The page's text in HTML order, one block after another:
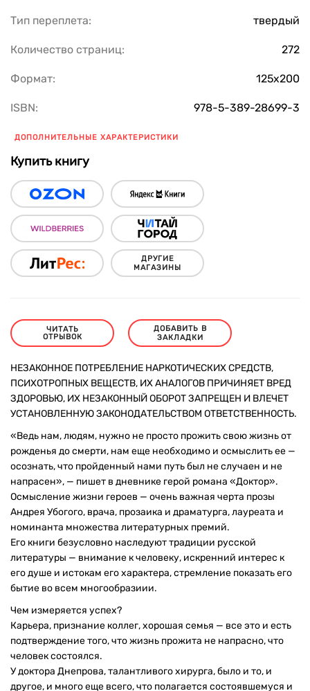
Тип переплета: твердый
Количество страниц: 272
Формат: 125х200
ISBN: 978-5-389-28699-3
ДОПОЛНИТЕЛЬНЫЕ ХАРАКТЕРИСТИКИ
Купить книгу
ДРУГИЕ
МАГАЗИНЫ
ЧИТАТЬ
ОТРЫВОК
ДОБАВИТЬ В
ЗАКЛАДКИ
НЕЗАКОННОЕ ПОТРЕБЛЕНИЕ НАРКОТИЧЕСКИХ СРЕДСТВ,
ПСИХОТРОПНЫХ ВЕЩЕСТВ, ИХ АНАЛОГОВ ПРИЧИНЯЕТ ВРЕД
ЗДОРОВЬЮ, ИХ НЕЗАКОННЫЙ ОБОРОТ ЗАПРЕЩЕН И ВЛЕЧЕТ
УСТАНОВЛЕННУЮ ЗАКОНОДАТЕЛЬСТВОМ ОТВЕТСТВЕННОСТЬ.
«Ведь нам, людям, нужно не просто прожить свою жизнь от
рожденья до смерти, нам еще необходимо и осмыслить ее —
осознать, что пройденный нами путь был не случаен и не
напрасен», — пишет в дневнике герой романа «Доктор».
Осмысление жизни героев — очень важная черта прозы
Андрея Убогого, врача, прозаика и драматурга, лауреата и
номинанта множества литературных премий.
Его книги безусловно наследуют традиции русской
литературы — внимание к человеку, искренний интерес к
его душе и истокам его характера, стремление показать его
бытие во всем многообразиии.
Чем измеряется успех?
Карьера, признание коллег, хорошая семья — все это и есть
подтверждение того, что жизнь прожита не напрасно, что
человек состоялся.
У доктора Днепрова, талантливого хирурга, было и то, и
другое, и много еще всего, что полагается состоявшемуся и